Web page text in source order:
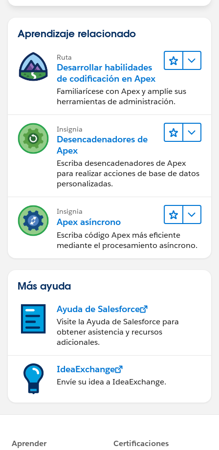
Aprendizaje relacionado
Ruta
Desarrollar habilidades
de codificación en Apex
Familiarícese con Apex y amplíe sus
herramientas de administración.
Insignia
Desencadenadores de
Apex
Escriba desencadenadores de Apex
para realizar acciones de base de datos
personalizadas.
Insignia
Apex asíncrono
Escriba código Apex más eficiente
mediante el procesamiento asíncrono.
Más ayuda
Ayuda de Salesforce
Visite la Ayuda de Salesforce para
obtener asistencia y recursos
adicionales.
IdeaExchange
Envíe su idea a IdeaExchange.